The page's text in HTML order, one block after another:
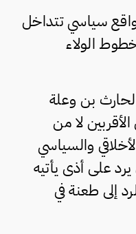
سياسي تتداخل
الولاء
بن وعلة
لا من
والسياسي
على أذى يأتيه
إلى طعنة في